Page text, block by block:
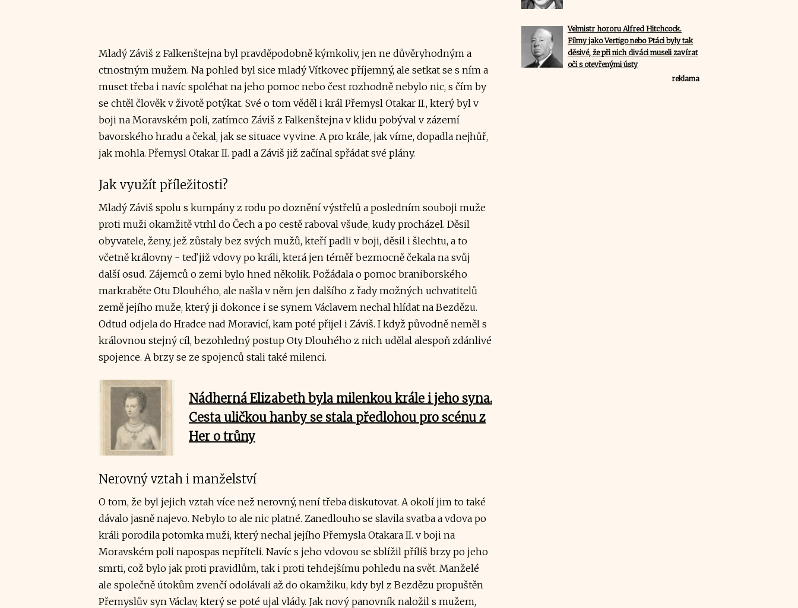
Mladý Záviš z Falkenštejna byl pravděpodobně kýmkoliv, jen ne důvěryhodným a
ctnostným mužem. Na pohled byl sice mladý Vítkovec příjemný, ale setkat se s ním a
muset třeba i navíc spoléhat na jeho pomoc nebo čest rozhodně nebylo nic, s čím by
se chtěl člověk v životě potýkat. Své o tom věděl i král Přemysl Otakar II., který byl v
boji na Moravském poli, zatímco Záviš z Falkenštejna v klidu pobýval v zázemí
bavorského hradu a čekal, jak se situace vyvine. A pro krále, jak víme, dopadla nejhůř,
jak mohla. Přemysl Otakar II. padl a Záviš již začínal spřádat své plány.
Jak využít příležitosti?
Mladý Záviš spolu s kumpány z rodu po doznění výstřelů a posledním souboji muže
proti muži okamžitě vtrhl do Čech a po cestě raboval všude, kudy procházel. Děsil
obyvatele, ženy, jež zůstaly bez svých mužů, kteří padli v boji, děsil i šlechtu, a to
včetně královny - teď již vdovy po králi, která jen téměř bezmocně čekala na svůj
další osud. Zájemců o zemi bylo hned několik. Požádala o pomoc braniborského
markraběte Otu Dlouhého, ale našla v něm jen dalšího z řady možných uchvatitelů
země jejího muže, který ji dokonce i se synem Václavem nechal hlídat na Bezdězu.
Odtud odjela do Hradce nad Moravicí, kam poté přijel i Záviš. I když původně neměl s
královnou stejný cíl, bezohledný postup Oty Dlouhého z nich udělal alespoň zdánlivé
spojence. A brzy se ze spojenců stali také milenci.
Nádherná Elizabeth byla milenkou krále i jeho syna.
Cesta uličkou hanby se stala předlohou pro scénu z
Her o trůny
Nerovný vztah i manželství
O tom, že byl jejich vztah více než nerovný, není třeba diskutovat. A okolí jim to také
dávalo jasně najevo. Nebylo to ale nic platné. Zanedlouho se slavila svatba a vdova po
králi porodila potomka muži, který nechal jejího Přemysla Otakara II. v boji na
Moravském poli napospas nepříteli. Navíc s jeho vdovou se sblížil příliš brzy po jeho
smrti, což bylo jak proti pravidlům, tak i proti tehdejšímu pohledu na svět. Manželé
ale společně útokům zvenčí odolávali až do okamžiku, kdy byl z Bezdězu propuštěn
Přemyslův syn Václav, který se poté ujal vlády. Jak nový panovník naložil s mužem,
Velmistr hororu Alfred Hitchcock.
Filmy jako Vertigo nebo Ptáci byly tak
děsivé, že při nich diváci museli zavírat
oči s otevřenými ústy
reklama